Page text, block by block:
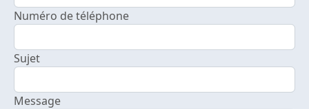
Numéro de téléphone
Sujet
Message